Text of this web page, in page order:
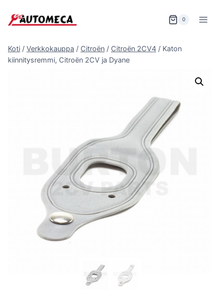
sisältöön
0
Koti / Verkkokauppa / Citroën / Citroën 2CV4 / Katon
kiinnitysremmi, Citroën 2CV ja Dyane